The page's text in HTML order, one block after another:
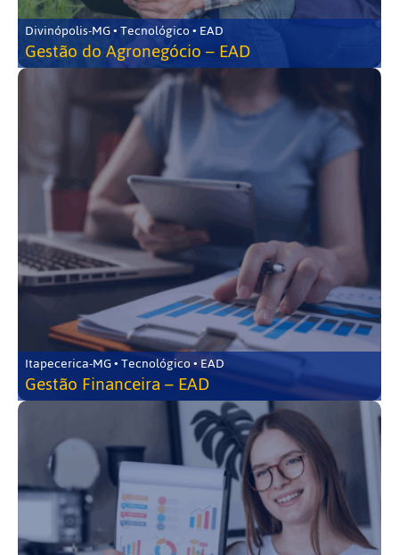
Divinópolis-MG • Tecnológico • EAD
Gestão do Agronegócio – EAD
Itapecerica-MG • Tecnológico • EAD
Gestão Financeira – EAD